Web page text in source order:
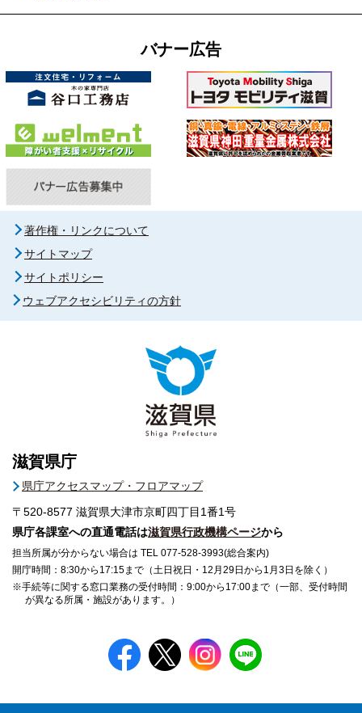
バナー広告
著作権・リンクについて
サイトマップ
サイトポリシー
ウェブアクセシビリティの方針
滋賀県庁
県庁アクセスマップ・フロアマップ
〒520-8577 滋賀県大津市京町四丁目1番1号
県庁各課室への直通電話は滋賀県行政機構ページから
担当所属が分からない場合は TEL 077-528-3993(総合案内)
開庁時間：8:30から17:15まで（土日祝日・12月29日から1月3日を除く）
※手続等に関する窓口業務の受付時間：9:00から17:00まで（一部、受付時間
が異なる所属・施設があります。）